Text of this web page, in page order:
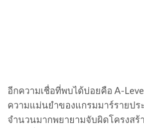
อีกความเชื่อที่พบได้บ่อยคือ A-
ความแม่นยำของแกรมมาร์รายปร
จำนวนมากพยายามจับผิดโครงสร้